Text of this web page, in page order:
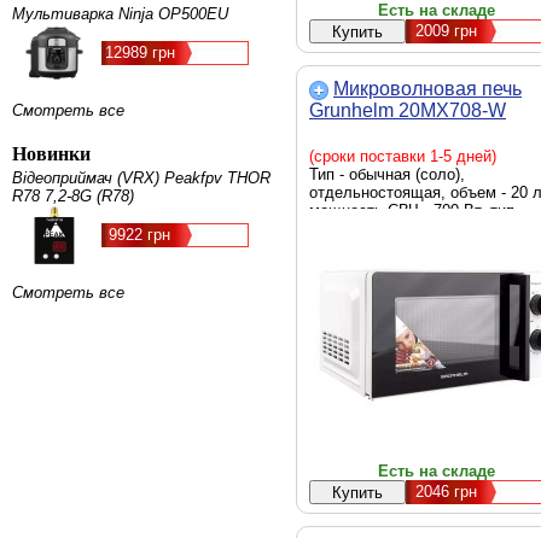
Мультиварка Ninja OP500EU
12989 грн
Смотреть все
Новинки
Відеоприймач (VRX) Peakfpv THOR
R78 7,2-8G (R78)
9922 грн
Смотреть все
Есть на складе
2009 грн
Микроволновая печь
Grunhelm 20MX708-W
(сроки поставки 1-5 дней)
Тип - обычная (соло),
отдельностоящая, объем - 20
мощность СВЧ - 700 Вт, тип
поворотного поддона - 245 мм,
подсветка камеры, таймер,
быстрый старт, Ширина - 44.8
Глубина - 32.9 см, Высота -
см, вес - 9 кг, белый
Есть на складе
2046 грн